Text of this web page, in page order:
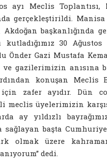
ayı Meclis
gerçekleştirildi.
başkanlığında
30 Ağustos
Önder Gazi Mustafa
gazilerimizin anısına
konuşan Meclis
zafer ayıdır. Dün
meclis üyelerimizin
ay yıldızlı
sağlayan başta
olmak üzere
dedi.